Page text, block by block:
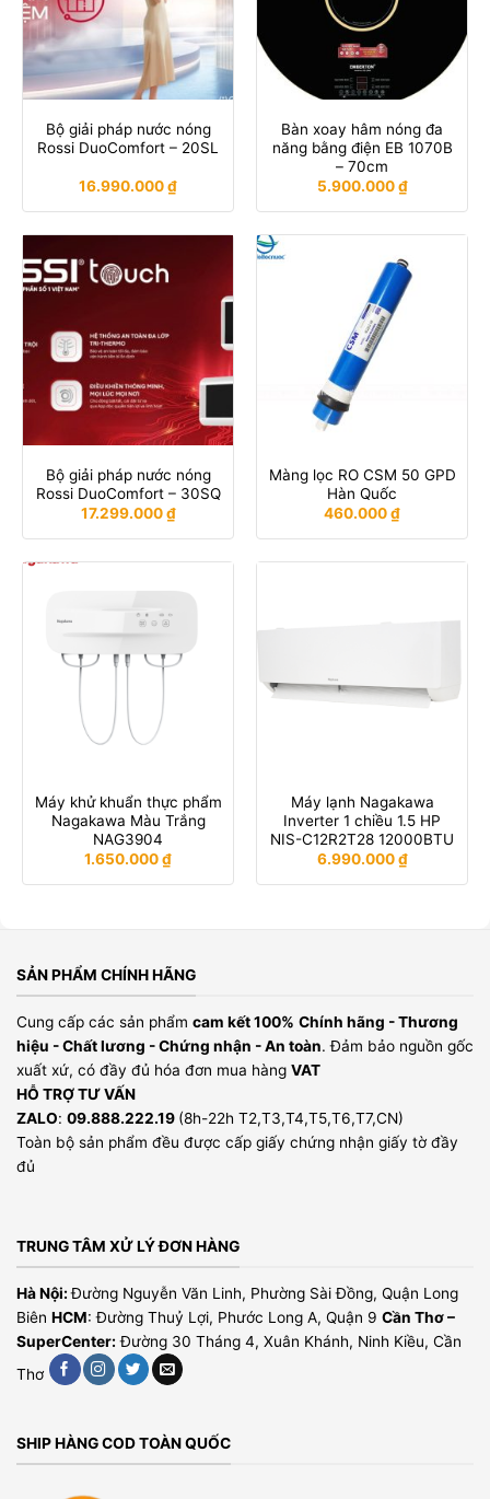
Bộ giải pháp nước nóng
Rossi DuoComfort – 20SL
16.990.000₫
Bàn xoay hâm nóng đa
năng bằng điện EB 1070B
– 70cm
5.900.000₫
Bộ giải pháp nước nóng
Rossi DuoComfort – 30SQ
17.299.000₫
Màng lọc RO CSM 50 GPD
Hàn Quốc
460.000₫
Máy khử khuẩn thực phẩm
Nagakawa Màu Trắng
NAG3904
1.650.000₫
Máy lạnh Nagakawa
Inverter 1 chiều 1.5 HP
NIS-C12R2T28 12000BTU
6.990.000₫
SẢN PHẨM CHÍNH HÃNG
Cung cấp các sản phẩm cam kết 100% Chính hãng - Thương
hiệu - Chất lương - Chứng nhận - An toàn. Đảm bảo nguồn gốc
xuất xứ, có đầy đủ hóa đơn mua hàng VAT
HỖ TRỢ TƯ VẤN
ZALO: 09.888.222.19 (8h-22h T2,T3,T4,T5,T6,T7,CN)
Toàn bộ sản phẩm đều được cấp giấy chứng nhận giấy tờ đầy
đủ
TRUNG TÂM XỬ LÝ ĐƠN HÀNG
Hà Nội:Đường Nguyễn Văn Linh, Phường Sài Đồng, Quận Long
Biên HCM: Đường Thuỷ Lợi, Phước Long A, Quận 9 Cần Thơ –
SuperCenter: Đường 30 Tháng 4, Xuân Khánh, Ninh Kiều, Cần
Thơ
SHIP HÀNG COD TOÀN QUỐC